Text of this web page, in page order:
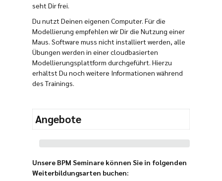
seht Dir frei.
Du nutzt Deinen eigenen Computer. Für die
Modellierung empfehlen wir Dir die Nutzung einer
Maus. Software muss nicht installiert werden, alle
Übungen werden in einer cloudbasierten
Modellierungsplattform durchgeführt. Hierzu
erhältst Du noch weitere Informationen während
des Trainings.
Angebote
Unsere BPM Seminare können Sie in folgenden
Weiterbildungsarten buchen: